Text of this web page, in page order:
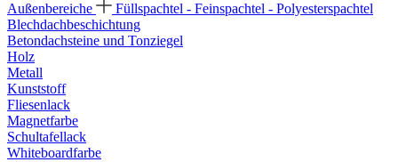
Außenbereiche
Füllspachtel - Feinspachtel - Polyesterspachtel
Blechdachbeschichtung
Betondachsteine und Tonziegel
Holz
Metall
Kunststoff
Fliesenlack
Magnetfarbe
Schultafellack
Whiteboardfarbe